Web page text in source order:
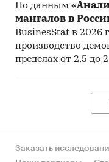
Категории:
Автомобили,
Россия
По данным
мангалов в
BusinesStat в 2026
производство
пределах от 2,5 до
Заказать